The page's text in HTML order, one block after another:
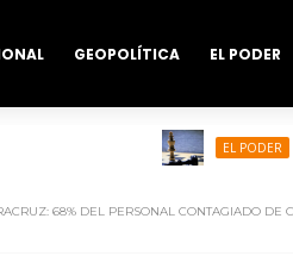
GEOPOLÍTICA EL PODER
EL PODER La
68% DEL PERSONAL CONTAGIADO DE